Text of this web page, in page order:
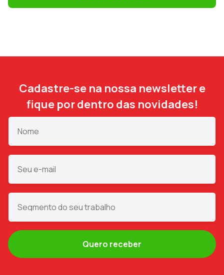
Cadastre-se na nossa newsletter e
fique por dentro das novidades!